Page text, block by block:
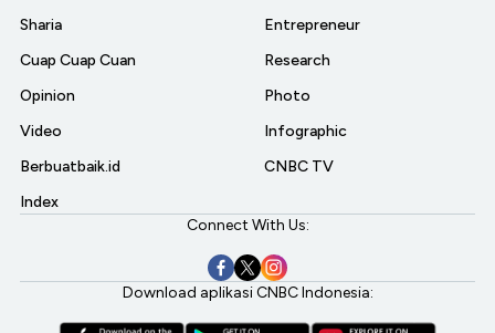
Sharia
Cuap Cuap Cuan
Opinion
Video
Berbuatbaik.id
Index
Entrepreneur
Research
Photo
Infographic
CNBC TV
Connect With Us:
Download aplikasi CNBC Indonesia: